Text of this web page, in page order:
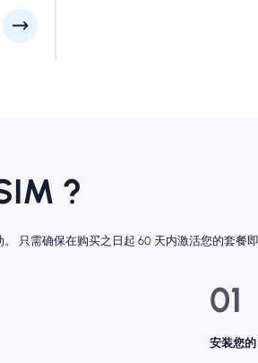
?
只需确保在购买之日起 60 天内激活您的套餐
01
安装您的